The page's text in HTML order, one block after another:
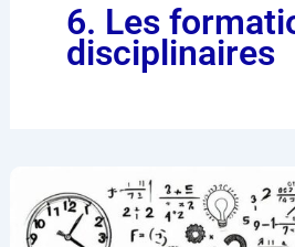
6. Les
disciplinaires